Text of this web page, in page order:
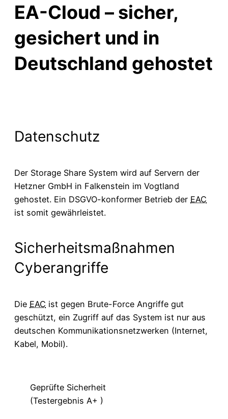
EA-Cloud – sicher,
gesichert und in
Deutschland gehostet
Datenschutz
Der Storage Share System wird auf Servern der
Hetzner GmbH in Falkenstein im Vogtland
gehostet. Ein DSGVO-konformer Betrieb der EAC
ist somit gewährleistet.
Sicherheitsmaßnahmen
Cyberangriffe
Die EAC ist gegen Brute-Force Angriffe gut
geschützt, ein Zugriff auf das System ist nur aus
deutschen Kommunikationsnetzwerken (Internet,
Kabel, Mobil).
Geprüfte Sicherheit
(Testergebnis A+ )